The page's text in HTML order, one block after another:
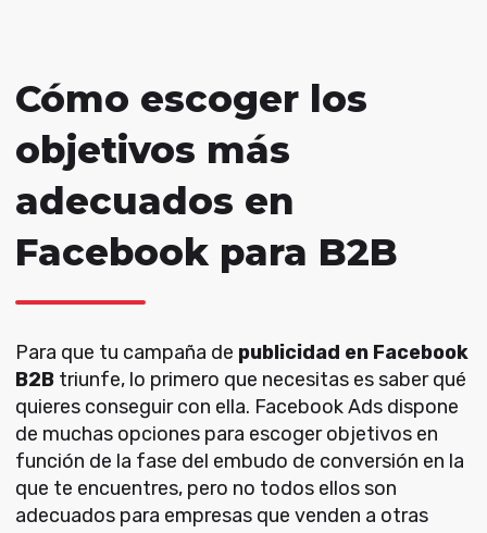
Cómo escoger los
objetivos más
adecuados en
Facebook para B2B
Para que tu campaña de publicidad en Facebook
B2Btriunfe, lo primero que necesitas es saber qué
quieres conseguir con ella. Facebook Ads dispone
de muchas opciones para escoger objetivos en
función de la fase del embudo de conversión en la
que te encuentres, pero no todos ellos son
adecuados para empresas que venden a otras